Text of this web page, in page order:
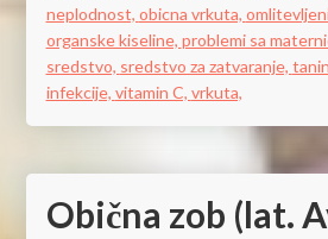
neplodnost, obicna vrkuta,
organske kiseline, problemi sa
sredstvo, sredstvo za zatvaranje,
infekcije, vitamin C, vrkuta,
Obična zob (lat.